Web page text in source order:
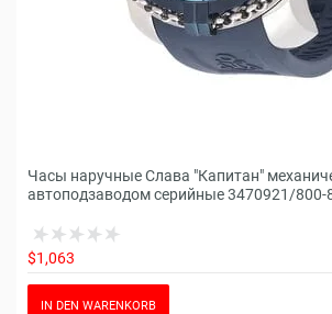
Часы наручные Слава "Капитан"
автоподзаводом серийные 3470921/800-
$1,063
IN DEN WARENKORB